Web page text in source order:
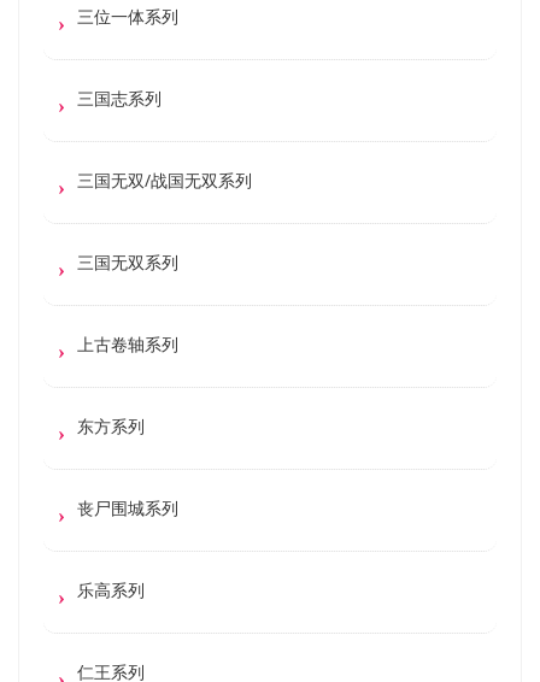
三位一体系列
三国志系列
三国无双/战国无双系列
三国无双系列
上古卷轴系列
东方系列
丧尸围城系列
乐高系列
仁王系列